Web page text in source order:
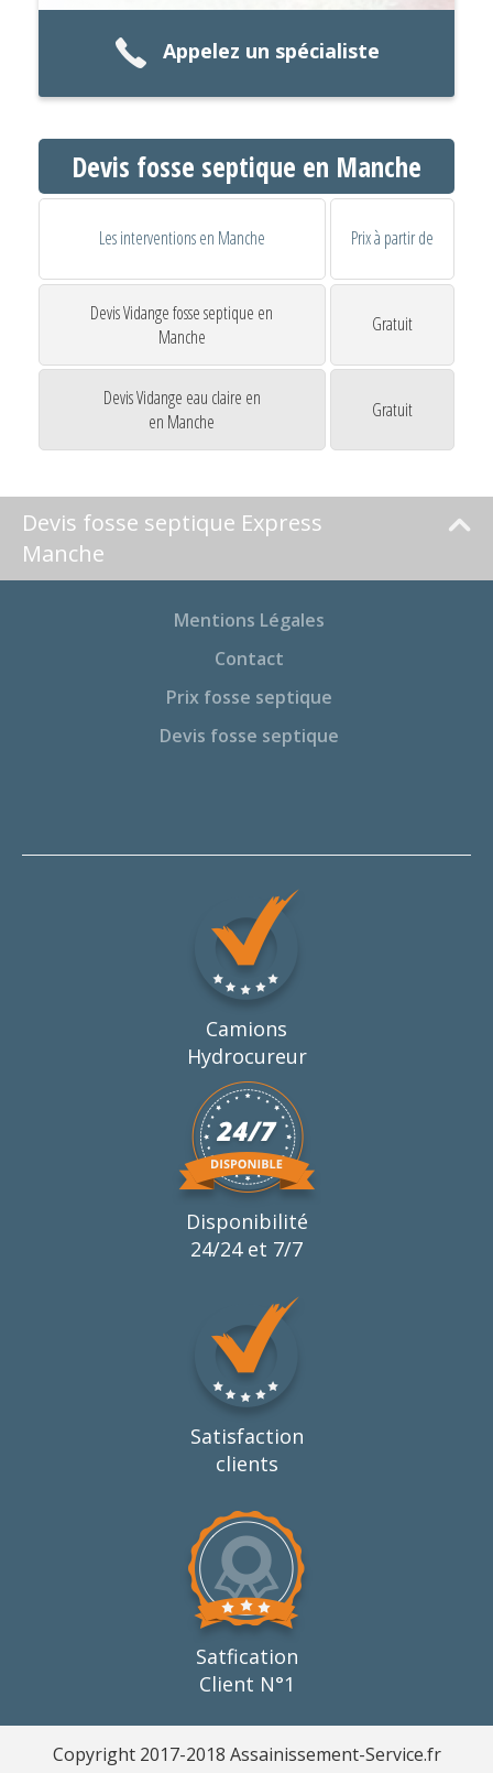
Appelez un spécialiste
Devis fosse septique en Manche
Les interventions en Manche Prix à partir de
Devis Vidange fosse septique en
Manche
Gratuit
Devis Vidange eau claire en
en Manche
Gratuit
Devis fosse septique Express
Manche
Mentions Légales
Contact
Prix fosse septique
Devis fosse septique
Camions
Hydrocureur
Disponibilité
24/24 et 7/7
Satisfaction
clients
Satfication
Client N°1
Copyright 2017-2018 Assainissement-Service.fr